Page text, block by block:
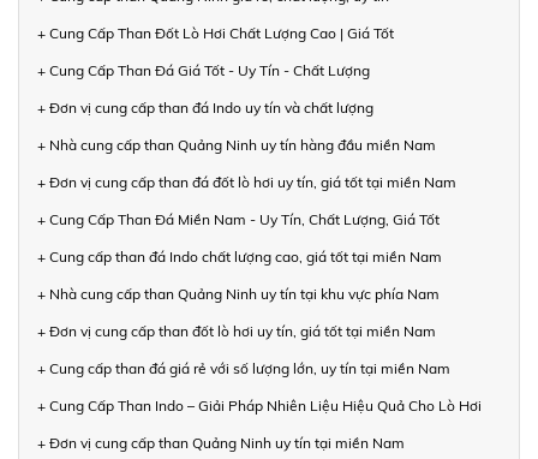
+ Cung Cấp Than Đốt Lò Hơi Chất Lượng Cao | Giá Tốt
+ Cung Cấp Than Đá Giá Tốt - Uy Tín - Chất Lượng
+ Đơn vị cung cấp than đá Indo uy tín và chất lượng
+ Nhà cung cấp than Quảng Ninh uy tín hàng đầu miền Nam
+ Đơn vị cung cấp than đá đốt lò hơi uy tín, giá tốt tại miền Nam
+ Cung Cấp Than Đá Miền Nam - Uy Tín, Chất Lượng, Giá Tốt
+ Cung cấp than đá Indo chất lượng cao, giá tốt tại miền Nam
+ Nhà cung cấp than Quảng Ninh uy tín tại khu vực phía Nam
+ Đơn vị cung cấp than đốt lò hơi uy tín, giá tốt tại miền Nam
+ Cung cấp than đá giá rẻ với số lượng lớn, uy tín tại miền Nam
+ Cung Cấp Than Indo – Giải Pháp Nhiên Liệu Hiệu Quả Cho Lò Hơi
+ Đơn vị cung cấp than Quảng Ninh uy tín tại miền Nam